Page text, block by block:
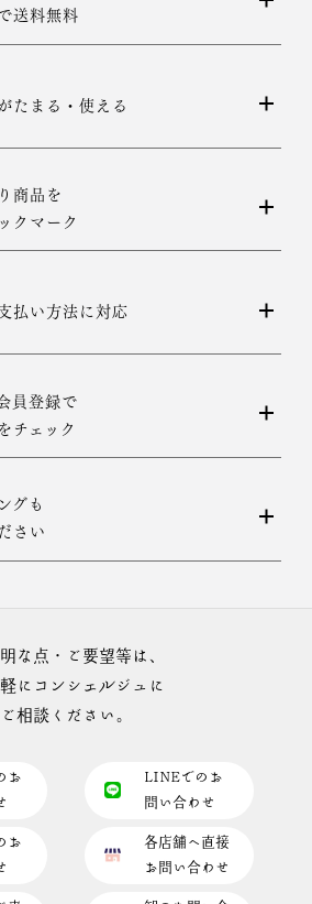
送料無料
たまる・使える
商品を
クマーク
払い方法に対応
員登録で
チェック
グも
さい
な点・ご要望等は、
にコンシェルジュに
ご相談ください。
お
LINEでのお
問い合わせ
お
各店舗へ直接
お問い合わせ